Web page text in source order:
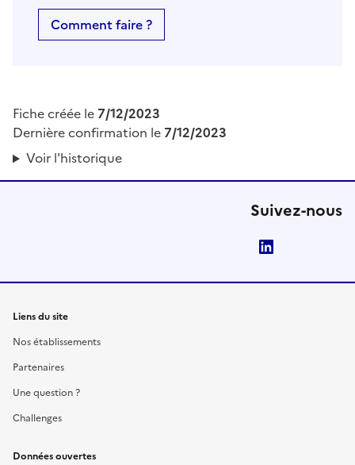
Comment faire ?
Fiche créée le 7/12/2023
Dernière confirmation le 7/12/2023
Voir l'historique
Suivez-nous
Liens du site
Nos établissements
Partenaires
Une question ?
Challenges
Données ouvertes